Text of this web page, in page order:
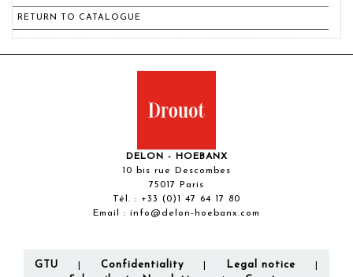
RETURN TO CATALOGUE
DELON - HOEBANX
10 bis rue Descombes
75017 Paris
Tél. : +33 (0)1 47 64 17 80
Email : info@delon-hoebanx.com
GTU Confidentiality Legal notice